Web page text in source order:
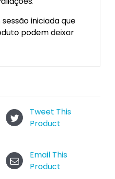
iniciada que
podem deixar
Tweet This
Product
Email This
Product